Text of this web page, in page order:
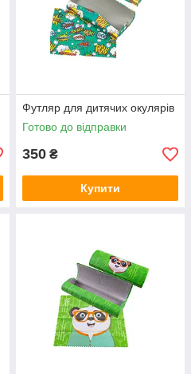
Футляр для дитячих окулярів
Готово до відправки
350 ₴
Купити